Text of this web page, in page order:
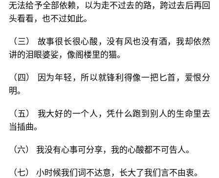
无法给予全部依赖，以为走不过去的路，跨过去后再回
头看看，也不过如此。
（三） 故事很长很心酸，没有风也没有酒，我却依然
讲的泪眼婆娑，像阁楼里的猫。
（四） 因为年轻，所以就锋利得像一把匕首，爱恨分
明。
（五） 我大好的一个人，凭什么跑到别人的生命里去
当插曲。
（六） 我没有心事可分享，我的心酸都不可告人。
（七） 小时候我们词不达意，长大了我们言不由衷。